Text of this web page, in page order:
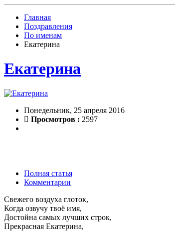
Главная
Поздравления
По именам
Екатерина
Екатерина
Понедельник, 25 апреля 2016
Просмотров : 2597
Полная статья
Комментарии
Свежего воздуха глоток,
Когда озвучу твоё имя,
Достойна самых лучших строк,
Прекрасная Екатерина,